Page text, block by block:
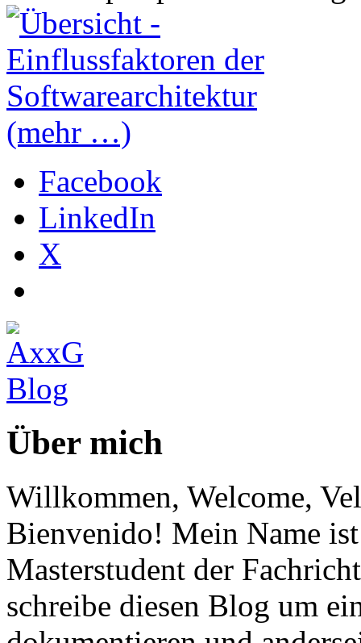
(mehr …)
Facebook
LinkedIn
X
Über mich
Willkommen, Welcome,
Bienvenido! Mein Name
Masterstudent der
schreibe diesen Blog um